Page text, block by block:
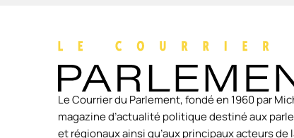
Le Courrier du Parlement, fondé en 1960 par
magazine d’actualité politique destiné aux
et régionaux ainsi qu’aux principaux acteurs de